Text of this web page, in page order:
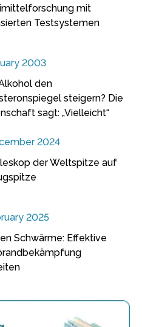
mit
Testsystemen
2003
den
steigern? Die
sagt: „Vielleicht“
2024
der Weltspitze auf
2025
Schwärme: Effektive